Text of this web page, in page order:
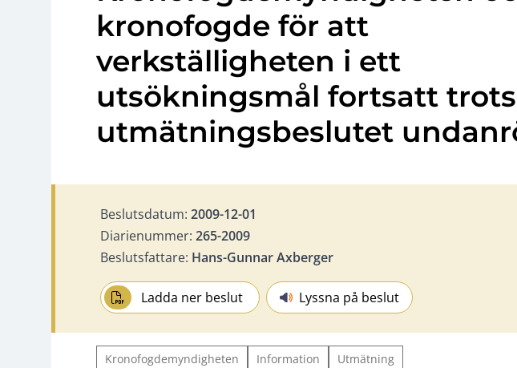
kronofogde för att
verkställigheten i ett
utsökningsmål fortsatt
utmätningsbeslutet
Beslutsdatum: 2009-12-01
Diarienummer: 265-2009
Beslutsfattare: Hans-Gunnar Axberger
Ladda ner beslut Lyssna på beslut
Kronofogdemyndigheten Information Utmätning